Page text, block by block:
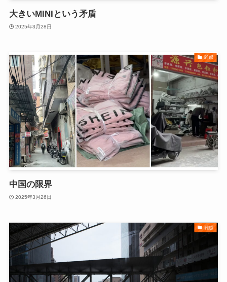
大きいMINIという矛盾
2025年3月28日
雑感
中国の限界
2025年3月26日
雑感